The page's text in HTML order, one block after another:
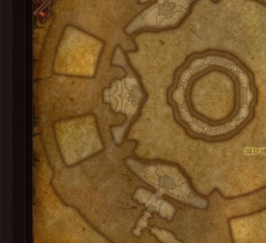
熊猫人之谜
大地的裂变
巫妖王之怒
燃烧的远征
经典旧世